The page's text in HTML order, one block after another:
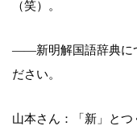
（笑）。
――新明解国語辞典に
ださい。
山本さん：「新」と